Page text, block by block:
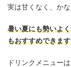
実は甘くなく、か
暑い夏にも勢いよ
もおすすめできま
ドリンクメニュー